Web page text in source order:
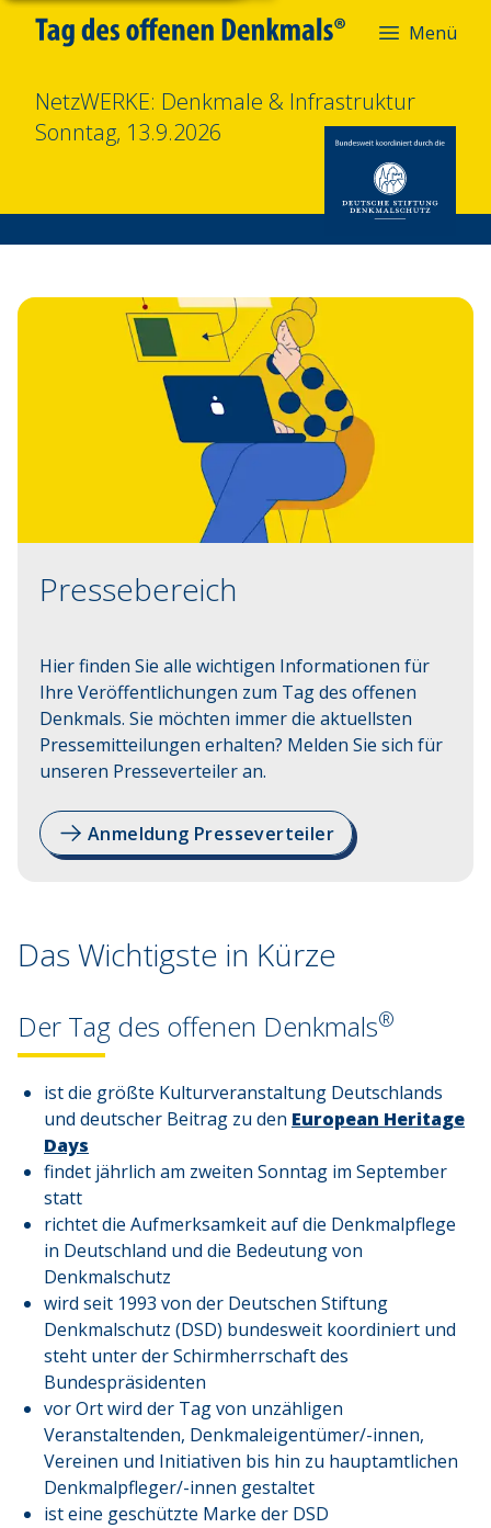
Menü
NetzWERKE: Denkmale & Infrastruktur
Sonntag, 13.9.2026
Pressebereich
Hier finden Sie alle wichtigen Informationen für
Ihre Veröffentlichungen zum Tag des offenen
Denkmals. Sie möchten immer die aktuellsten
Pressemitteilungen erhalten? Melden Sie sich für
unseren Presseverteiler an.
Anmeldung Presseverteiler
Das Wichtigste in Kürze
Der Tag des offenen Denkmals®
ist die größte Kulturveranstaltung Deutschlands
und deutscher Beitrag zu den European Heritage
Days
findet jährlich am zweiten Sonntag im September
statt
richtet die Aufmerksamkeit auf die Denkmalpflege
in Deutschland und die Bedeutung von
Denkmalschutz
wird seit 1993 von der Deutschen Stiftung
Denkmalschutz (DSD) bundesweit koordiniert und
steht unter der Schirmherrschaft des
Bundespräsidenten
vor Ort wird der Tag von unzähligen
Veranstaltenden, Denkmaleigentümer/-innen,
Vereinen und Initiativen bis hin zu hauptamtlichen
Denkmalpfleger/-innen gestaltet
ist eine geschützte Marke der DSD